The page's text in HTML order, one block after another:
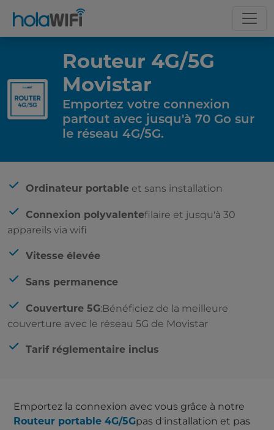
Routeur 4G/5G
Movistar
Emportez votre connexion
partout avec jusqu'à 70 Go sur
le réseau 4G/5G.
Le tarif
Ordinateur portable et sans installation
Connexion polyvalentefilaire et jusqu'à 30
appareils via wifi
Vitesse élevée
Sans permanence
Comprend
Couverture 5G:Bénéficiez de la meilleure
couverture avec le réseau 5G de Movistar
Tarif réglementaire inclus
Emportez la connexion avec vous grâce à notre
Routeur portable 4G/5Gpas d'installation et pas